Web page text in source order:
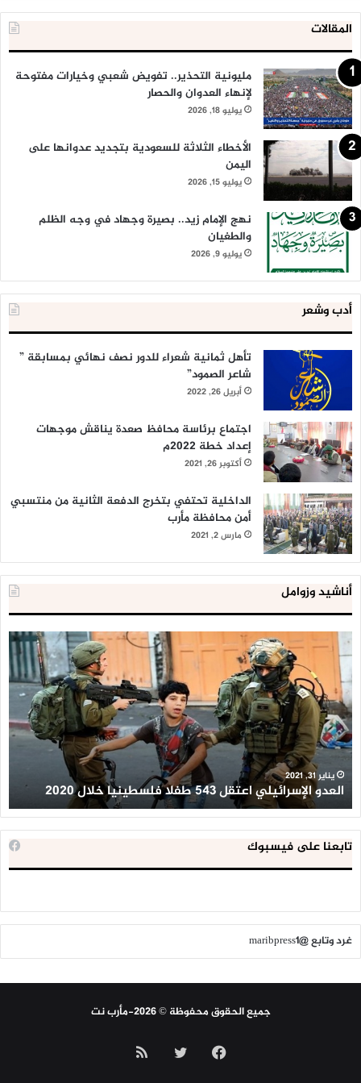
المقالات
مليونية التحذير.. تفويض شعبي وخيارات مفتوحة
لإنهاء العدوان والحصار
يوليو 18, 2026
الأخطاء الثلاثة للسعودية بتجديد عدوانها على
اليمن
يوليو 15, 2026
نهج الإمام زيد.. بصيرة وجهاد في وجه الظلم
والطغيان
يوليو 9, 2026
أدب وشعر
تأهل ثمانية شعراء للدور نصف نهائي بمسابقة ”
شاعر الصمود”
أبريل 26, 2022
اجتماع برئاسة محافظ صعدة يناقش موجهات
إعداد خطة 2022م
أكتوبر 26, 2021
الداخلية تحتفي بتخرج الدفعة الثانية من منتسبي
أمن محافظة مأرب
مارس 2, 2021
أناشيد وزوامل
العدو
الإسرائيلي
اعتقل
543
طفلا
فلسطينيا
خلال
2020
يناير 31, 2021
العدو الإسرائيلي اعتقل 543 طفلا فلسطينيا خلال 2020
تابعنا على فيسبوك
غرد وتابع @maribpress1
جميع الحقوق محفوظة © 2026-مأرب نت
فيسبوك تويتر ملخص